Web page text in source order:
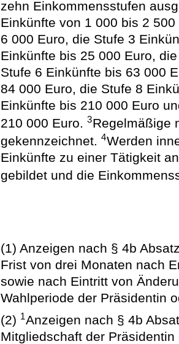
zehn Einkommensstufen
Einkünfte von 1 000 bis 2
6 000 Euro, die Stufe 3
Einkünfte bis 25 000 Euro,
Stufe 6 Einkünfte bis 63 000
84 000 Euro, die Stufe 8
Einkünfte bis 210 000 Euro
210 000 Euro.3Regelmäßige
gekennzeichnet.4Werden
Einkünfte zu einer Tätigkeit
gebildet und die
(1) Anzeigen nach § 4b
Frist von drei Monaten nach
sowie nach Eintritt von
Wahlperiode der Präsidentin
(2) 1Anzeigen nach § 4b
Mitgliedschaft der